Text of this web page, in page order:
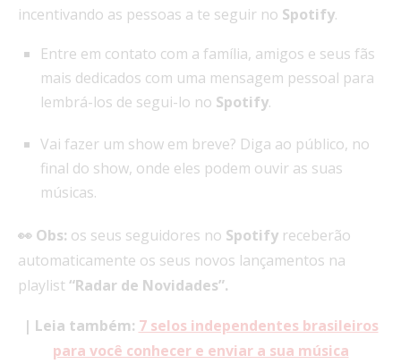
incentivando as pessoas a te seguir no Spotify.
Entre em contato com a família, amigos e seus fãs
mais dedicados com uma mensagem pessoal para
lembrá-los de segui-lo no Spotify.
Vai fazer um show em breve? Diga ao público, no
final do show, onde eles podem ouvir as suas
músicas.
👀 Obs: os seus seguidores no Spotify receberão
automaticamente os seus novos lançamentos na
playlist“Radar de Novidades”.
| Leia também: 7 selos independentes brasileiros
para você conhecer e enviar a sua música